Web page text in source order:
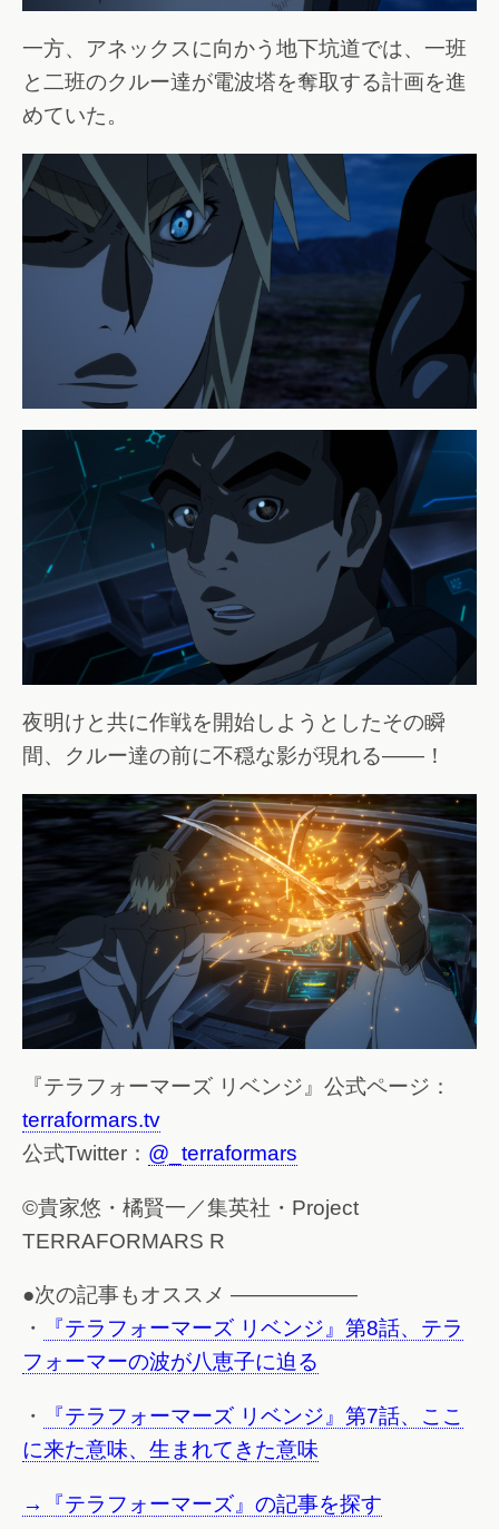
一方、アネックスに向かう地下坑道では、一班
と二班のクルー達が電波塔を奪取する計画を進
めていた。
夜明けと共に作戦を開始しようとしたその瞬
間、クルー達の前に不穏な影が現れる――！
『テラフォーマーズ リベンジ』公式ページ：
terraformars.tv
公式Twitter： @_terraformars
©貴家悠・橘賢一／集英社・Project
TERRAFORMARS R
●次の記事もオススメ ——————
・
『テラフォーマーズ リベンジ』第8話、テラ
フォーマーの波が八恵子に迫る
・
『テラフォーマーズ リベンジ』第7話、ここ
に来た意味、生まれてきた意味
→『テラフォーマーズ』の記事を探す